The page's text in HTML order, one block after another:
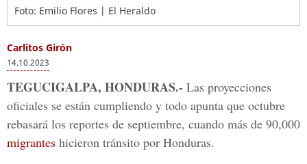
Foto: Emilio Flores | El Heraldo
Carlitos Girón
14.10.2023
TEGUCIGALPA, HONDURAS.- Las proyecciones
oficiales se están cumpliendo y todo apunta que octubre
rebasará los reportes de septiembre, cuando más de 90,000
migrantes hicieron tránsito por Honduras.